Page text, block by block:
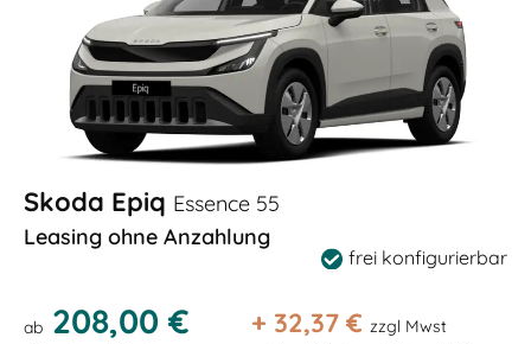
Skoda Epiq Essence 55
Leasing ohne Anzahlung
frei konfigurierbar
ab 208,00 € + 32,37€ zzgl Mwst